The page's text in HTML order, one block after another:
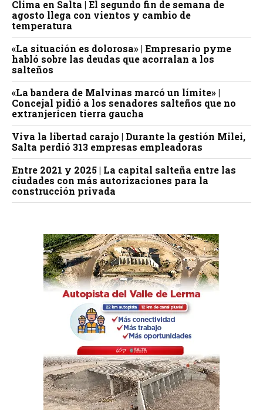
Clima en Salta | El segundo fin de semana de
agosto llega con vientos y cambio de
temperatura
«La situación es dolorosa» | Empresario pyme
habló sobre las deudas que acorralan a los
salteños
«La bandera de Malvinas marcó un límite» |
Concejal pidió a los senadores salteños que no
extranjericen tierra gaucha
Viva la libertad carajo | Durante la gestión Milei,
Salta perdió 313 empresas empleadoras
Entre 2021 y 2025 | La capital salteña entre las
ciudades con más autorizaciones para la
construcción privada